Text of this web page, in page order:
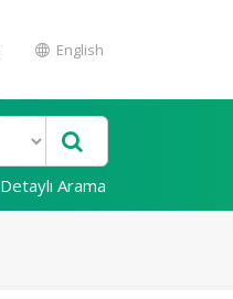
English
Detaylı Arama